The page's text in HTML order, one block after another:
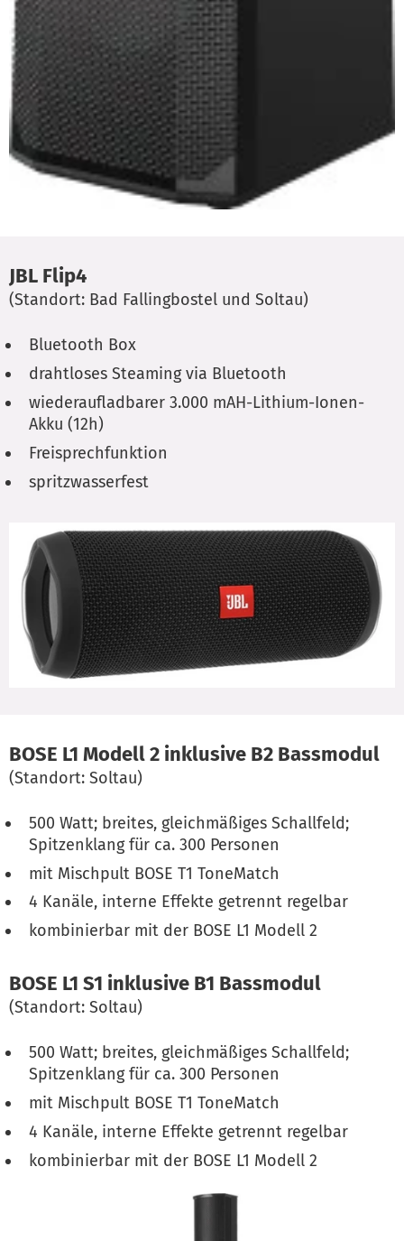
JBL Flip4
(Standort: Bad Fallingbostel und Soltau)
Bluetooth Box
drahtloses Steaming via Bluetooth
wiederaufladbarer 3.000 mAH-Lithium-Ionen-
Akku (12h)
Freisprechfunktion
spritzwasserfest
BOSE L1 Modell 2 inklusive B2 Bassmodul
(Standort: Soltau)
500 Watt; breites, gleichmäßiges Schallfeld;
Spitzenklang für ca. 300 Personen
mit Mischpult BOSE T1 ToneMatch
4 Kanäle, interne Effekte getrennt regelbar
kombinierbar mit der BOSE L1 Modell 2
BOSE L1 S1 inklusive B1 Bassmodul
(Standort: Soltau)
500 Watt; breites, gleichmäßiges Schallfeld;
Spitzenklang für ca. 300 Personen
mit Mischpult BOSE T1 ToneMatch
4 Kanäle, interne Effekte getrennt regelbar
kombinierbar mit der BOSE L1 Modell 2